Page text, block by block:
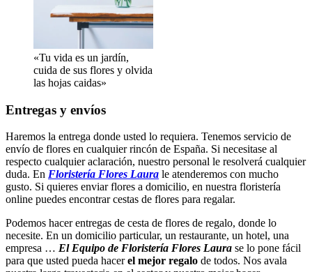
«Tu vida es un jardín,
cuida de sus flores y olvida
las hojas caidas»
Entregas y envíos
Haremos la entrega donde usted lo requiera. Tenemos servicio de
envío de flores en cualquier rincón de España. Si necesitase al
respecto cualquier aclaración, nuestro personal le resolverá cualquier
duda. En Floristería Flores Laura le atenderemos con mucho
gusto. Si quieres enviar flores a domicilio, en nuestra floristería
online puedes encontrar cestas de flores para regalar.
Podemos hacer entregas de cesta de flores de regalo, donde lo
necesite. En un domicilio particular, un restaurante, un hotel, una
empresa … El Equipo de Floristería Flores Laura se lo pone fácil
para que usted pueda hacerel mejor regalo de todos. Nos avala